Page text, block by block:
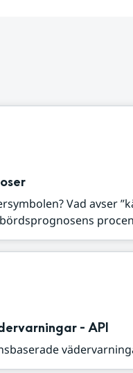
Vad avser
- API